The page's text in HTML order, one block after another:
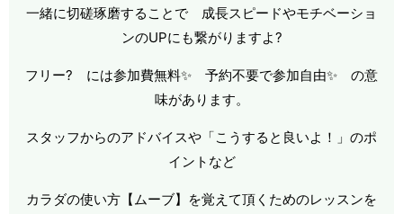
一緒に切磋琢磨することで 成長スピードやモチベーショ
ンのUPにも繋がりますよ?
フリー? には参加費無料✨ 予約不要で参加自由✨ の意
味があります。
スタッフからのアドバイスや「こうすると良いよ！」のポ
イントなど
カラダの使い方【ムーブ】を覚えて頂くためのレッスンを